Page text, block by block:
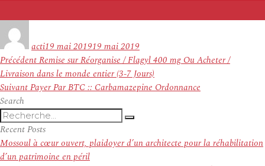
actile
19 mai 201919 mai 2019
Navigation
de
l’article
PrécédentArticle
précédent :
Remise sur Réorganise / Flagyl 400 mg Ou Acheter /
Livraison dans le monde entier (3-7 Jours)
SuivantArticle
Payer Par BTC :: Carbamazepine Ordonnance
Search
Recherche
pour
:
Recherche
Recent Posts
Mossoul à cœur ouvert, plaidoyer d’un architecte pour la réhabilitation
d’un patrimoine en péril